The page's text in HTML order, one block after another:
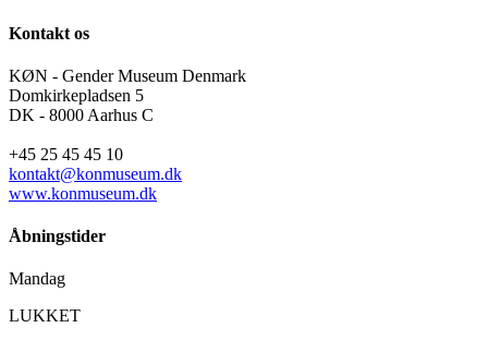
Kontakt os
KØN - Gender Museum Denmark
Domkirkepladsen 5
DK - 8000 Aarhus C
+45 25 45 45 10
kontakt@konmuseum.dk
www.konmuseum.dk
Åbningstider
Mandag
LUKKET